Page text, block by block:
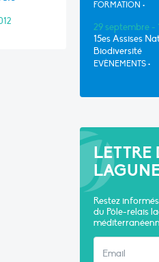
FORMATION •
29 septembre -
15es Assises
Biodiversité
EVÈNEMENTS •
LETTRE
Restez
du Pôle-relais